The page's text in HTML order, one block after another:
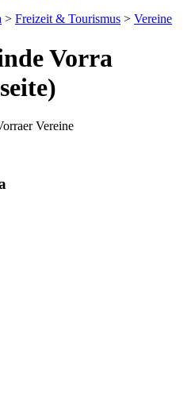
> Freizeit & Tourismus > Vereine
Vorra
Vereine